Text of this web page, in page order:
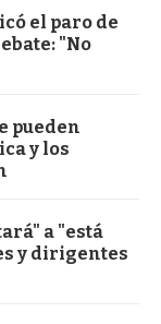
el paro de
"No
pueden
y los
a "está
y dirigentes